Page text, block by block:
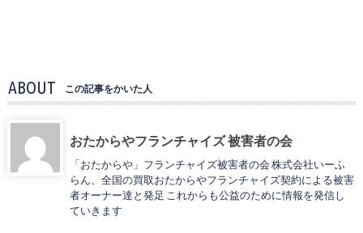
ABOUT この記事をかいた人
おたからやフランチャイズ 被害者の会
「おたからや」フランチャイズ被害者の会 株式会社いーふ
らん、全国の買取おたからやフランチャイズ契約による被害
者オーナー達と発足 これからも公益のために情報を発信し
ていきます